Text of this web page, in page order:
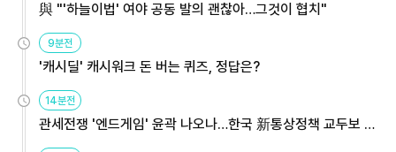
與 "'하늘이법' 여야 공동 발의 괜찮아…그것이 협치"
9분전
'캐시딜' 캐시워크 돈 버는 퀴즈, 정답은?
14분전
관세전쟁 '엔드게임' 윤곽 나오나…한국 新통상정책 교두보 활
용해야